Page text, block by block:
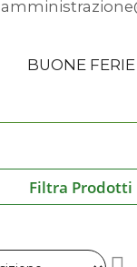
BUONE FERIE
Filtra Prodotti